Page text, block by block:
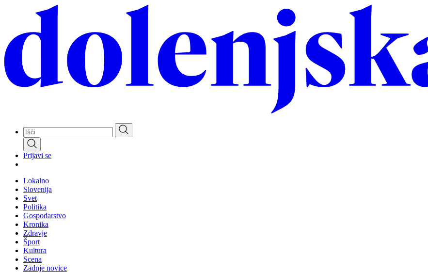
content
Prijavi se
Lokalno
Slovenija
Svet
Politika
Gospodarstvo
Kronika
Zdravje
Šport
Kultura
Scena
Zadnje novice